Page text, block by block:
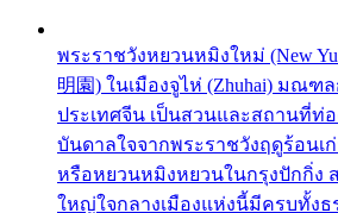
พระราชวังหยวนหมิงใหม่ (New
明園) ในเมืองจูไห่ (Zhuhai) มณฑล
ประเทศจีน เป็นสวนและสถานที่ท่อ
บันดาลใจจากพระราชวังฤดูร้อนเก่า
หรือหยวนหมิงหยวนในกรุงปักกิ่ง
ใหญ่ใจกลางเมืองแห่งนี้มีครบทั้ง